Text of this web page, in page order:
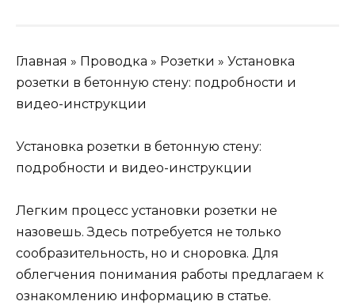
Главная » Проводка » Розетки » Установка
розетки в бетонную стену: подробности и
видео-инструкции
Установка розетки в бетонную стену:
подробности и видео-инструкции
Легким процесс установки розетки не
назовешь. Здесь потребуется не только
сообразительность, но и сноровка. Для
облегчения понимания работы предлагаем к
ознакомлению информацию в статье.